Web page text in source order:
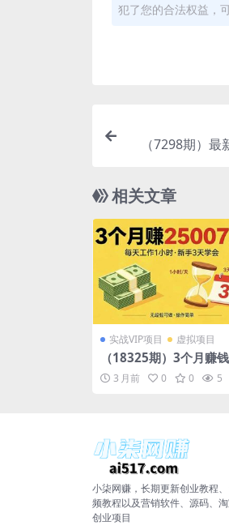
犯了您的合法权益，
（7298期）
相关文章
实战VIP项目 虚拟项目
（18325期）3个月赚
5007元，每天工作1个
时，新手3天全部学会！
3 月前 0 0 5
小柒网赚，长期更新创业教程
频教程以及营销软件、源码、
创业项目